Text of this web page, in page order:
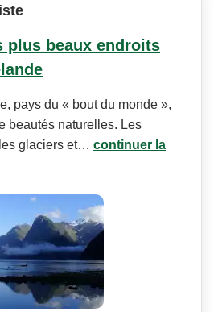
plus beaux endroits
pays du « bout du monde »,
beautés naturelles. Les
glaciers et… continuer la